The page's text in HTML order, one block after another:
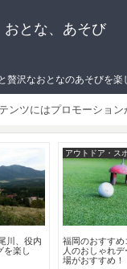
おとな、あそび
贅沢なおとなのあそびを楽
ンツにはプロモーション
すめの寄
もレクチ
ライフスタイル
おすすめの高級
度は使ってみ